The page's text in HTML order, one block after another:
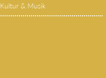
Kultur & Musik